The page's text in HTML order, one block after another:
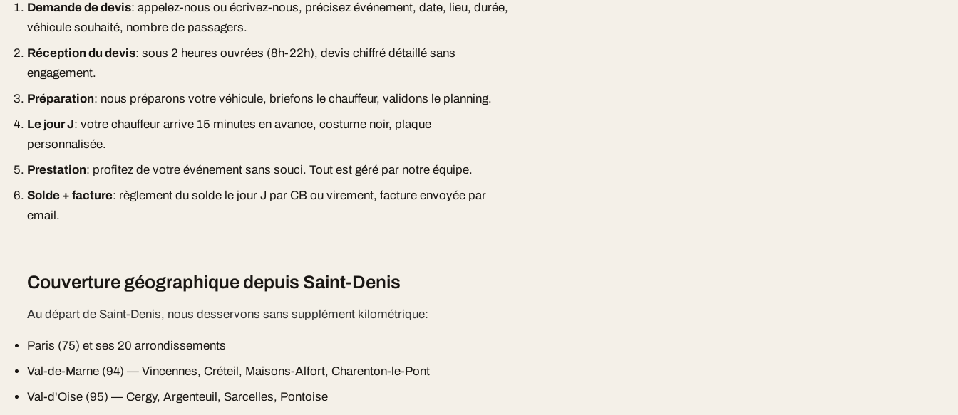
Demande de devis: appelez-nous ou écrivez-nous, précisez événement, date, lieu, durée,
véhicule souhaité, nombre de passagers.
Réception du devis: sous 2 heures ouvrées (8h-22h), devis chiffré détaillé sans
engagement.
Préparation: nous préparons votre véhicule, briefons le chauffeur, validons le planning.
Le jour J: votre chauffeur arrive 15 minutes en avance, costume noir, plaque
personnalisée.
Prestation: profitez de votre événement sans souci. Tout est géré par notre équipe.
Solde + facture: règlement du solde le jour J par CB ou virement, facture envoyée par
email.
Couverture géographique depuis Saint-Denis
Au départ de Saint-Denis, nous desservons sans supplément kilométrique:
Paris (75) et ses 20 arrondissements
Val-de-Marne (94) — Vincennes, Créteil, Maisons-Alfort, Charenton-le-Pont
Val-d'Oise (95) — Cergy, Argenteuil, Sarcelles, Pontoise